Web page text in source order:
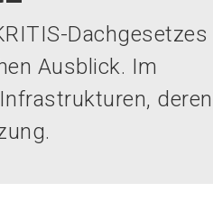
Dachgesetzes
Ausblick. Im
deren